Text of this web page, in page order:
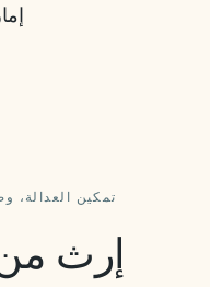
تمكين العدالة،
إرث